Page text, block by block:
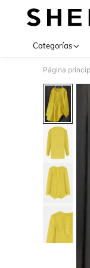
Categorías
Página